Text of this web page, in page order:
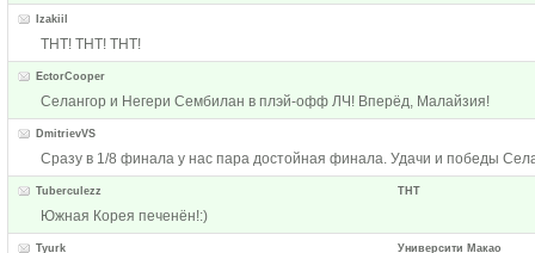
Izakiil
ТНТ! ТНТ! ТНТ!
EctorCooper
Селангор и Негери Сембилан в плэй-офф ЛЧ! Вперёд, Малайзия!
DmitrievVS
Сразу в 1/8 финала у нас пара достойная финала. Удачи и победы
Tuberculezz ТНТ
Южная Корея печенён!:)
Tyurk Университи Макао